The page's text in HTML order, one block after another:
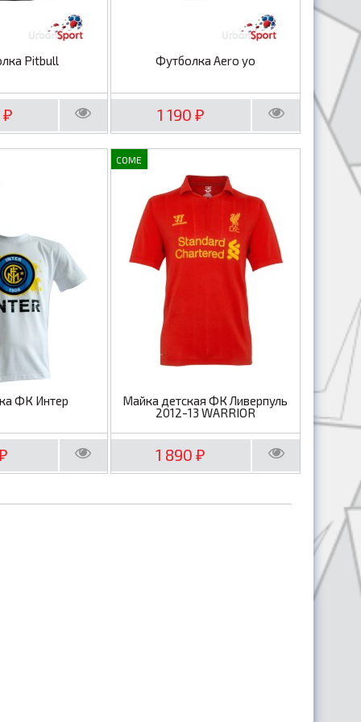
Pitbull
₽
Футболка Aero yo
1 190 ₽
ФК Интер
COME
Майка детская ФК Ливерпуль
2012-13 WARRIOR
1 890₽